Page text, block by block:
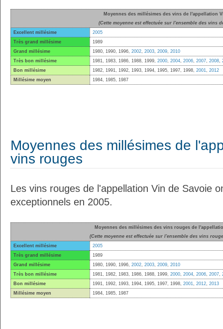
Moyennes des millésimes des vins de l'appellation
(Cette moyenne est effectuée sur l'ensemble des vins
Excellent millésime
2005
Très grand millésime
1989
Grand millésime
1980, 1990, 1996, 2002, 2003, 2009, 2010
Très bon millésime
1981, 1983, 1986, 1988, 1999, 2000, 2004, 2006, 2007, 2008,
Bon millésime
1982, 1991, 1992, 1993, 1994, 1995, 1997, 1998, 2001, 2012
Millésime moyen
1984, 1985, 1987
Moyennes des millésimes de
vins rouges
Les vins rouges de l'appellation Vin de Savoie
exceptionnels en 2005.
Moyennes des millésimes des vins rouges de
(Cette moyenne est effectuée sur l'ensemble des vins
Excellent millésime
2005
Très grand millésime
1989
Grand millésime
1980, 1990, 1996, 2002, 2003, 2009, 2010
Très bon millésime
1981, 1982, 1983, 1986, 1988, 1999, 2000, 2004, 2006, 2007,
Bon millésime
1991, 1992, 1993, 1994, 1995, 1997, 1998, 2001, 2012, 2013
Millésime moyen
1984, 1985, 1987